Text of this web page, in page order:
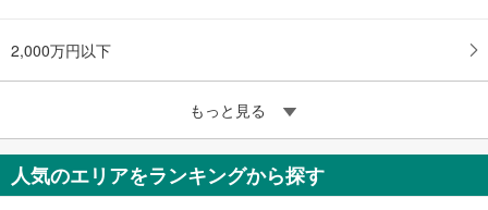
2,000万円以下
もっと見る
人気のエリアをランキングから探す